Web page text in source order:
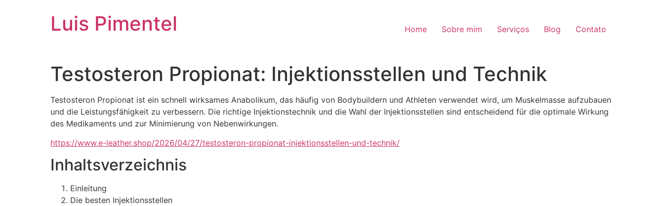
Luis Pimentel Home Sobre mim Serviços Blog Contato
Testosteron Propionat: Injektionsstellen und Technik
Testosteron Propionat ist ein schnell wirksames Anabolikum, das häufig von Bodybuildern und Athleten verwendet wird, um Muskelmasse aufzubauen
und die Leistungsfähigkeit zu verbessern. Die richtige Injektionstechnik und die Wahl der Injektionsstellen sind entscheidend für die optimale Wirkung
des Medikaments und zur Minimierung von Nebenwirkungen.
https://www.e-leather.shop/2026/04/27/testosteron-propionat-injektionsstellen-und-technik/
Inhaltsverzeichnis
Einleitung
Die besten Injektionsstellen